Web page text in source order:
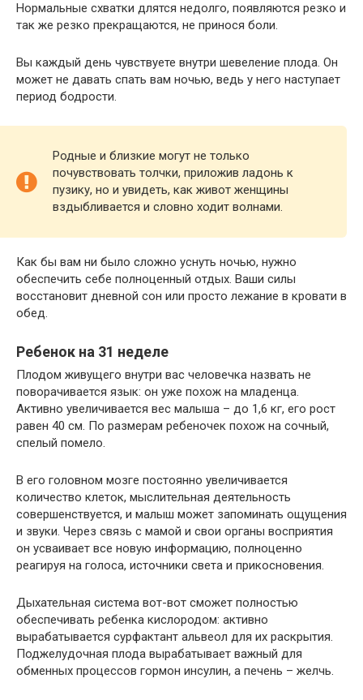
Нормальные схватки длятся недолго, появляются резко и
так же резко прекращаются, не принося боли.
Вы каждый день чувствуете внутри шевеление плода. Он
может не давать спать вам ночью, ведь у него наступает
период бодрости.
Родные и близкие могут не только
почувствовать толчки, приложив ладонь к
пузику, но и увидеть, как живот женщины
вздыбливается и словно ходит волнами.
Как бы вам ни было сложно уснуть ночью, нужно
обеспечить себе полноценный отдых. Ваши силы
восстановит дневной сон или просто лежание в кровати в
обед.
Ребенок на 31 неделе
Плодом живущего внутри вас человечка назвать не
поворачивается язык: он уже похож на младенца.
Активно увеличивается вес малыша – до 1,6 кг, его рост
равен 40 см. По размерам ребеночек похож на сочный,
спелый помело.
В его головном мозге постоянно увеличивается
количество клеток, мыслительная деятельность
совершенствуется, и малыш может запоминать ощущения
и звуки. Через связь с мамой и свои органы восприятия
он усваивает все новую информацию, полноценно
реагируя на голоса, источники света и прикосновения.
Дыхательная система вот-вот сможет полностью
обеспечивать ребенка кислородом: активно
вырабатывается сурфактант альвеол для их раскрытия.
Поджелудочная плода вырабатывает важный для
обменных процессов гормон инсулин, а печень – желчь.